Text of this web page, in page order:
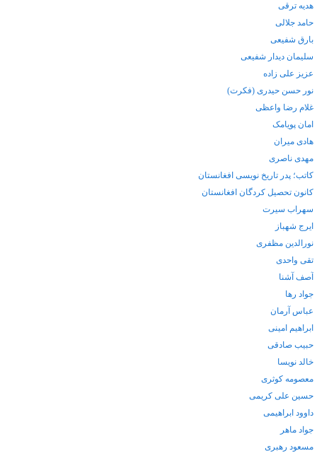
هدیه ترقی
حامد جلالی
بارق شفیعی
سلیمان دیدار شفیعی
عزیز علی زاده
نور حسن حیدری (فکرت)
غلام رضا واعظی
امان پویامک
هادی میران
مهدی ناصری
کاتب؛ پدر تاریخ نویسی افغانستان
کانون تحصیل کردگان افغانستان
سهراب سیرت
ایرج شهباز
نورالدین مظفری
تقی واحدی
آصف آشنا
جواد رها
عباس آرمان
ابراهیم امینی
حبیب صادقی
خالد نویسا
معصومه کوثری
حسین علی کریمی
داوود ابراهیمی
جواد ماهر
مسعود رهبری